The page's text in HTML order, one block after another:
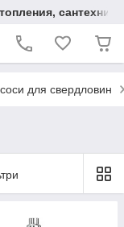
сантехники
для свердловин